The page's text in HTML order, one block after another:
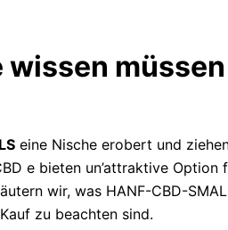
wissen müssen
eine Nische erobert und
e bieten un’attraktive
wir, was HANF-CBD-
zu beachten sind.